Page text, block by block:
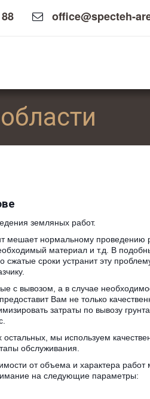
office@specteh-
земляных работ.
мешает нормальному проведению
материал и т.д. В
сроки устранит эту
с вывозом, а в случае
Вам не только
затраты по вывозу
мы используем
обслуживания.
от объема и характера
на следующие параметры: